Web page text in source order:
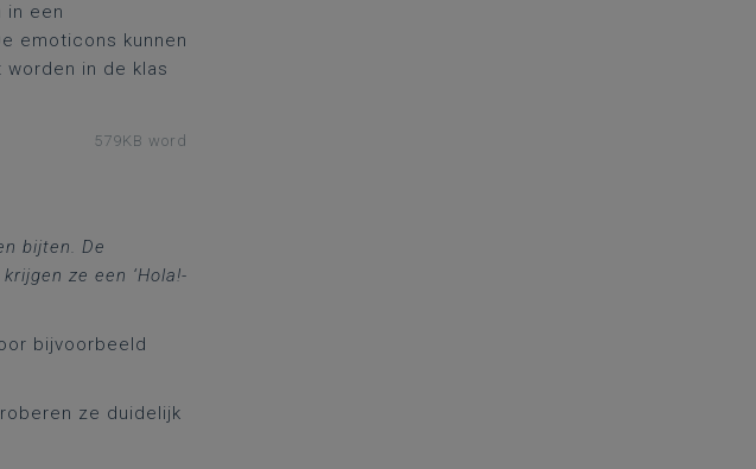
in een
emoticons kunnen
in de klas
579KB word
bijten. De
ze een ‘Hola!-
bijvoorbeeld
ze duidelijk